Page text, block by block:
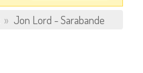
» Jon Lord - Sarabande